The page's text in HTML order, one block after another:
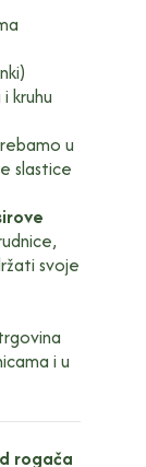
kruhu
u
slastice
svoje
i u
rogača